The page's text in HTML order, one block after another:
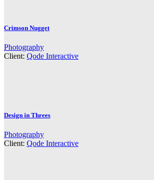
Crimson Nugget
Photography
Client: Qode Interactive
Design in Threes
Photography
Client: Qode Interactive